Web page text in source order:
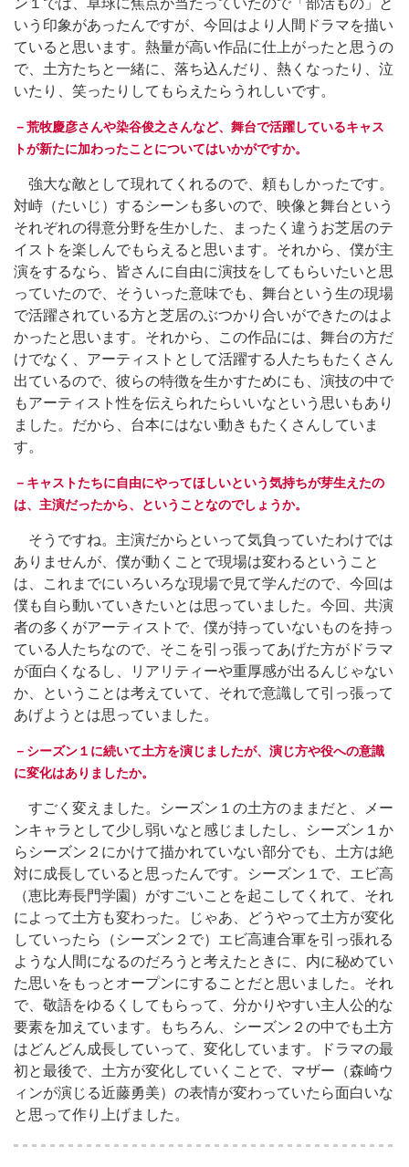
いう印象があったんですが、今回はより人間ドラマを描い
ていると思います。熱量が高い作品に仕上がったと思うの
で、土方たちと一緒に、落ち込んだり、熱くなったり、泣
いたり、笑ったりしてもらえたらうれしいです。
－荒牧慶彦さんや染谷俊之さんなど、舞台で活躍しているキャス
トが新たに加わったことについてはいかがですか。
強大な敵として現れてくれるので、頼もしかったです。
対峙（たいじ）するシーンも多いので、映像と舞台という
それぞれの得意分野を生かした、まったく違うお芝居のテ
イストを楽しんでもらえると思います。それから、僕が主
演をするなら、皆さんに自由に演技をしてもらいたいと思
っていたので、そういった意味でも、舞台という生の現場
で活躍されている方と芝居のぶつかり合いができたのはよ
かったと思います。それから、この作品には、舞台の方だ
けでなく、アーティストとして活躍する人たちもたくさん
出ているので、彼らの特徴を生かすためにも、演技の中で
もアーティスト性を伝えられたらいいなという思いもあり
ました。だから、台本にはない動きもたくさんしていま
す。
－キャストたちに自由にやってほしいという気持ちが芽生えたの
は、主演だったから、ということなのでしょうか。
そうですね。主演だからといって気負っていたわけでは
ありませんが、僕が動くことで現場は変わるということ
は、これまでにいろいろな現場で見て学んだので、今回は
僕も自ら動いていきたいとは思っていました。今回、共演
者の多くがアーティストで、僕が持っていないものを持っ
ている人たちなので、そこを引っ張ってあげた方がドラマ
が面白くなるし、リアリティーや重厚感が出るんじゃない
か、ということは考えていて、それで意識して引っ張って
あげようとは思っていました。
－シーズン１に続いて土方を演じましたが、演じ方や役への意識
に変化はありましたか。
すごく変えました。シーズン１の土方のままだと、メー
ンキャラとして少し弱いなと感じましたし、シーズン１か
らシーズン２にかけて描かれていない部分でも、土方は絶
対に成長していると思ったんです。シーズン１で、エビ高
（恵比寿長門学園）がすごいことを起こしてくれて、それ
によって土方も変わった。じゃあ、どうやって土方が変化
していったら（シーズン２で）エビ高連合軍を引っ張れる
ような人間になるのだろうと考えたときに、内に秘めてい
た思いをもっとオープンにすることだと思いました。それ
で、敬語をゆるくしてもらって、分かりやすい主人公的な
要素を加えています。もちろん、シーズン２の中でも土方
はどんどん成長していって、変化しています。ドラマの最
初と最後で、土方が変化していくことで、マザー（森崎ウ
ィンが演じる近藤勇美）の表情が変わっていたら面白いな
と思って作り上げました。